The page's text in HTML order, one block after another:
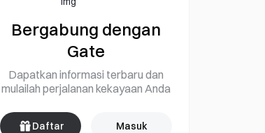
Bergabung dengan
Gate
Dapatkan informasi terbaru dan
mulailah perjalanan kekayaan Anda
Daftar Masuk